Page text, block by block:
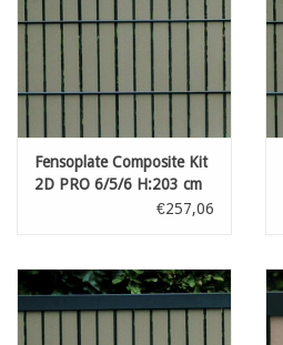
Fensoplate Composite Kit
2D PRO 6/5/6 H:203 cm
L:250 cm Green Grey€257,06